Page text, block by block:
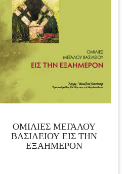
ΟΜΙΛΙΕΣ ΜΕΓΑΛΟΥ
ΒΑΣΙΛΕΙΟΥ ΕΙΣ ΤΗΝ
ΕΞΑΗΜΕΡΟΝ